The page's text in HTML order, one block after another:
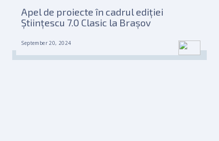
Apel de proiecte în cadrul ediției
Științescu 7.0 Clasic la Brașov
September 20, 2024